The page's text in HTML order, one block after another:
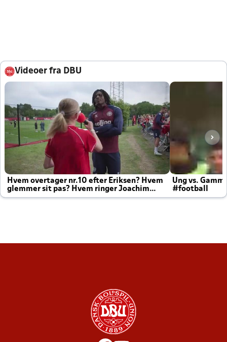
Videoer fra DBU
Hvem overtager nr.10 efter Eriksen? Hvem
glemmer sit pas? Hvem ringer Joachim
altid til efter kampe?
Ung vs.
#football